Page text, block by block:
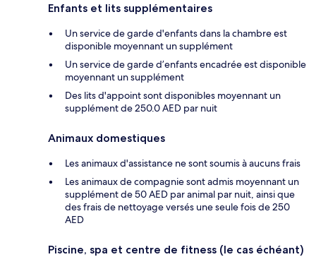
Enfants et lits supplémentaires
Un service de garde d'enfants dans la chambre est
disponible moyennant un supplément
Un service de garde d’enfants encadrée est disponible
moyennant un supplément
Des lits d'appoint sont disponibles moyennant un
supplément de 250.0 AED par nuit
Animaux domestiques
Les animaux d'assistance ne sont soumis à aucuns frais
Les animaux de compagnie sont admis moyennant un
supplément de 50 AED par animal par nuit, ainsi que
des frais de nettoyage versés une seule fois de 250
AED
Piscine, spa et centre de fitness (le cas échéant)